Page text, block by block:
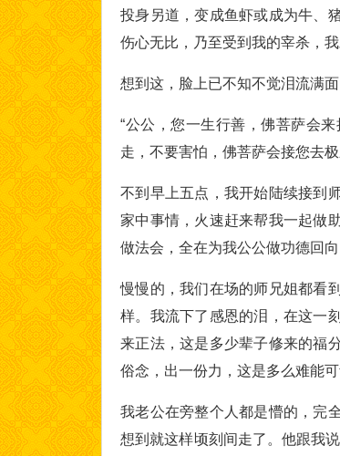
投身另道，变成鱼虾或成为牛、
伤心无比，乃至受到我的宰杀，
想到这，脸上已不知不觉泪流满
“公公，您一生行善，佛菩萨会
走，不要害怕，佛菩萨会接您去
不到早上五点，我开始陆续接到
家中事情，火速赶来帮我一起做
做法会，全在为我公公做功德回向
慢慢的，我们在场的师兄姐都看
样。我流下了感恩的泪，在这一
来正法，这是多少辈子修来的福
俗念，出一份力，这是多么难能可
我老公在旁整个人都是懵的，完
想到就这样顷刻间走了。他跟我